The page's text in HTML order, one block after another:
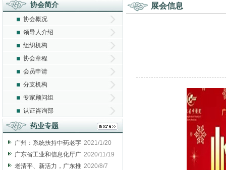
协会简介
协会概况
领导人介绍
组织机构
协会章程
会员申请
分支机构
专家顾问组
认证咨询部
药业专题
广州：系统扶持中药老字 2021/1/20
广东省工业和信息化厅广 2020/11/19
老清平、新活力，广东推 2020/8/7
展会信息